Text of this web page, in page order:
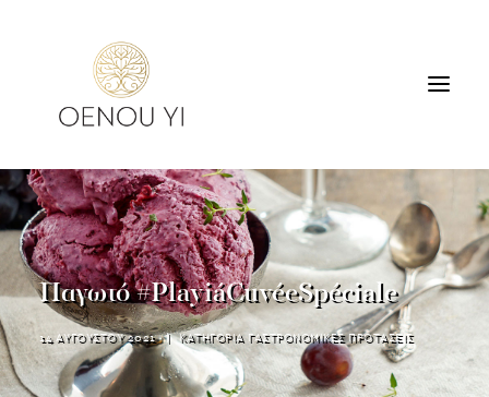
ΟΙΝΟΠΟΙΕΙΟ
ΠΡΟΪΟΝΤΑ
ΠΕΡΙΗΓΗΣΕΙΣ & ΓΕΥΣΙΓΝΩΣΙΑ
ΔΙΑΜΟΝΗ
ΕΠΙΚΟΙΝΩΝΙΑ
Παγωτό #PlayiáCuvéeSpéciale
14 ΑΥΓΟΥΣΤΟΥ 2021 | ΚΑΤΗΓΟΡΙΑ ΓΑΣΤΡΟΝΟΜΙΚΕΣ ΠΡΟΤΑΣΕΙΣ